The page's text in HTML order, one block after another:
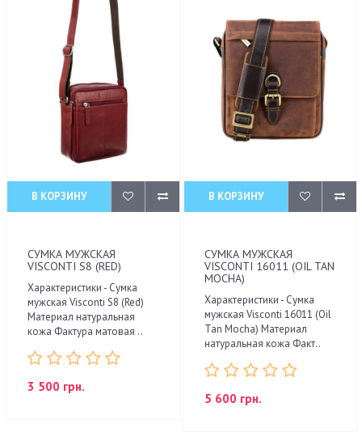
В КОРЗИНУ
СУМКА МУЖСКАЯ
VISCONTI S8 (RED)
Характеристики - Сумка
мужская Visconti S8 (Red)
Материал натуральная
кожа Фактура матовая ..
3 500 грн.
В КОРЗИНУ
СУМКА МУЖСКАЯ
VISCONTI 16011 (OIL TAN
MOCHA)
Характеристики - Сумка
мужская Visconti 16011 (Oil
Tan Mocha) Материал
натуральная кожа Факт..
5 600 грн.